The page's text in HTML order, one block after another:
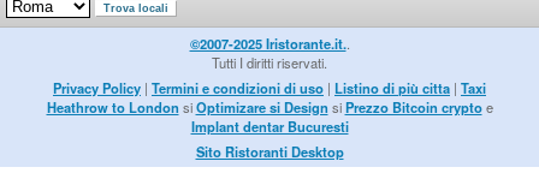
©2007-2025 Iristorante.it..
Tutti I diritti riservati.
Privacy Policy | Termini e condizioni di uso | Listino di più citta | Taxi
Heathrow to London siOptimizare si Design siPrezzo Bitcoin cryptoe
Implant dentar Bucuresti
Sito Ristoranti Desktop